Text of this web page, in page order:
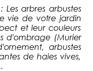
: Les arbres arbustes
vie de votre jardin
et leur couleurs
d'ombrage (Murier
arbustes
de haies vives,